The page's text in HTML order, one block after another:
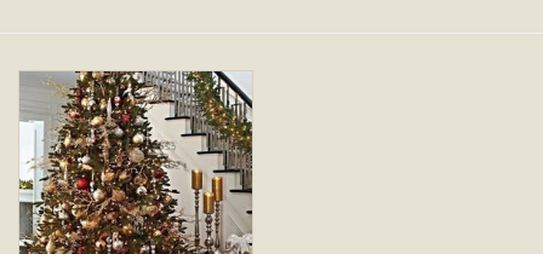
Portfolio
Offerte & werkwijze